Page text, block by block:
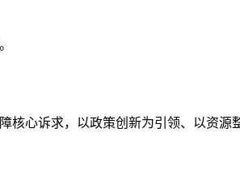
核心诉求，以政策创新为引领、以资